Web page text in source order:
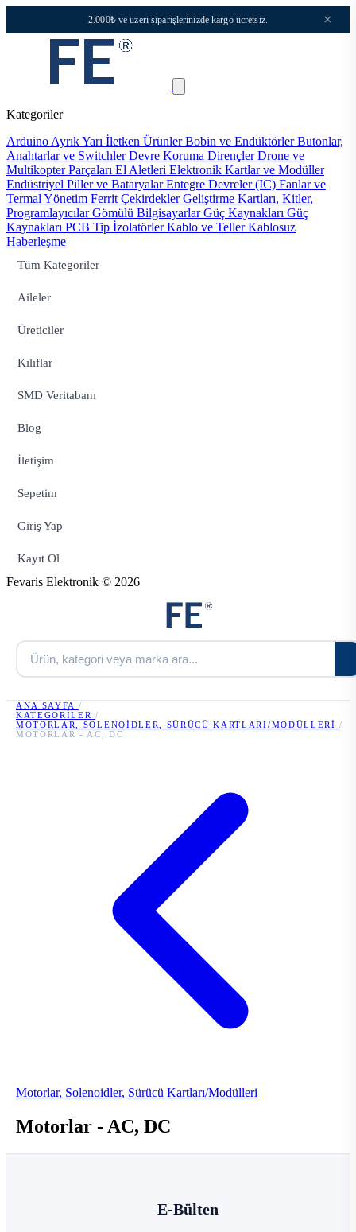
2.000₺ ve üzeri siparişlerinizde kargo ücretsiz. ×
Kategoriler
Arduino Ayrık Yarı İletken ÜrünlerBobin ve EndüktörlerButonlar,
Anahtarlar ve SwitchlerDevre Koruma DirençlerDrone ve
Multikopter Parçaları El Aletleri Elektronik Kartlar ve Modüller
Endüstriyel Piller ve BataryalarEntegre Devreler (IC) Fanlar ve
Termal Yönetim Ferrit ÇekirdeklerGeliştirme Kartları, Kitler,
ProgramlayıcılarGömülü BilgisayarlarGüç Kaynakları Güç
Kaynakları PCB Tip İzolatörlerKablo ve TellerKablosuz
Haberleşme
Tüm Kategoriler
Aileler
Üreticiler
Kılıflar
SMD Veritabanı
Blog
İletişim
Sepetim
Giriş Yap
Kayıt Ol
Fevaris Elektronik © 2026
ANA SAYFA /
KATEGORILER /
MOTORLAR, SOLENOIDLER, SÜRÜCÜ KARTLARI/MODÜLLERI /
MOTORLAR - AC, DC
Motorlar, Solenoidler, Sürücü Kartları/Modülleri
Motorlar - AC, DC
E-Bülten